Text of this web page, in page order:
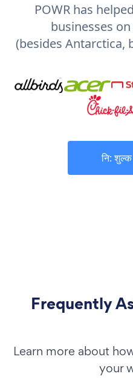
POWR has
businesses
(besides Antarctica,
नि:
Frequently
Learn more about
your